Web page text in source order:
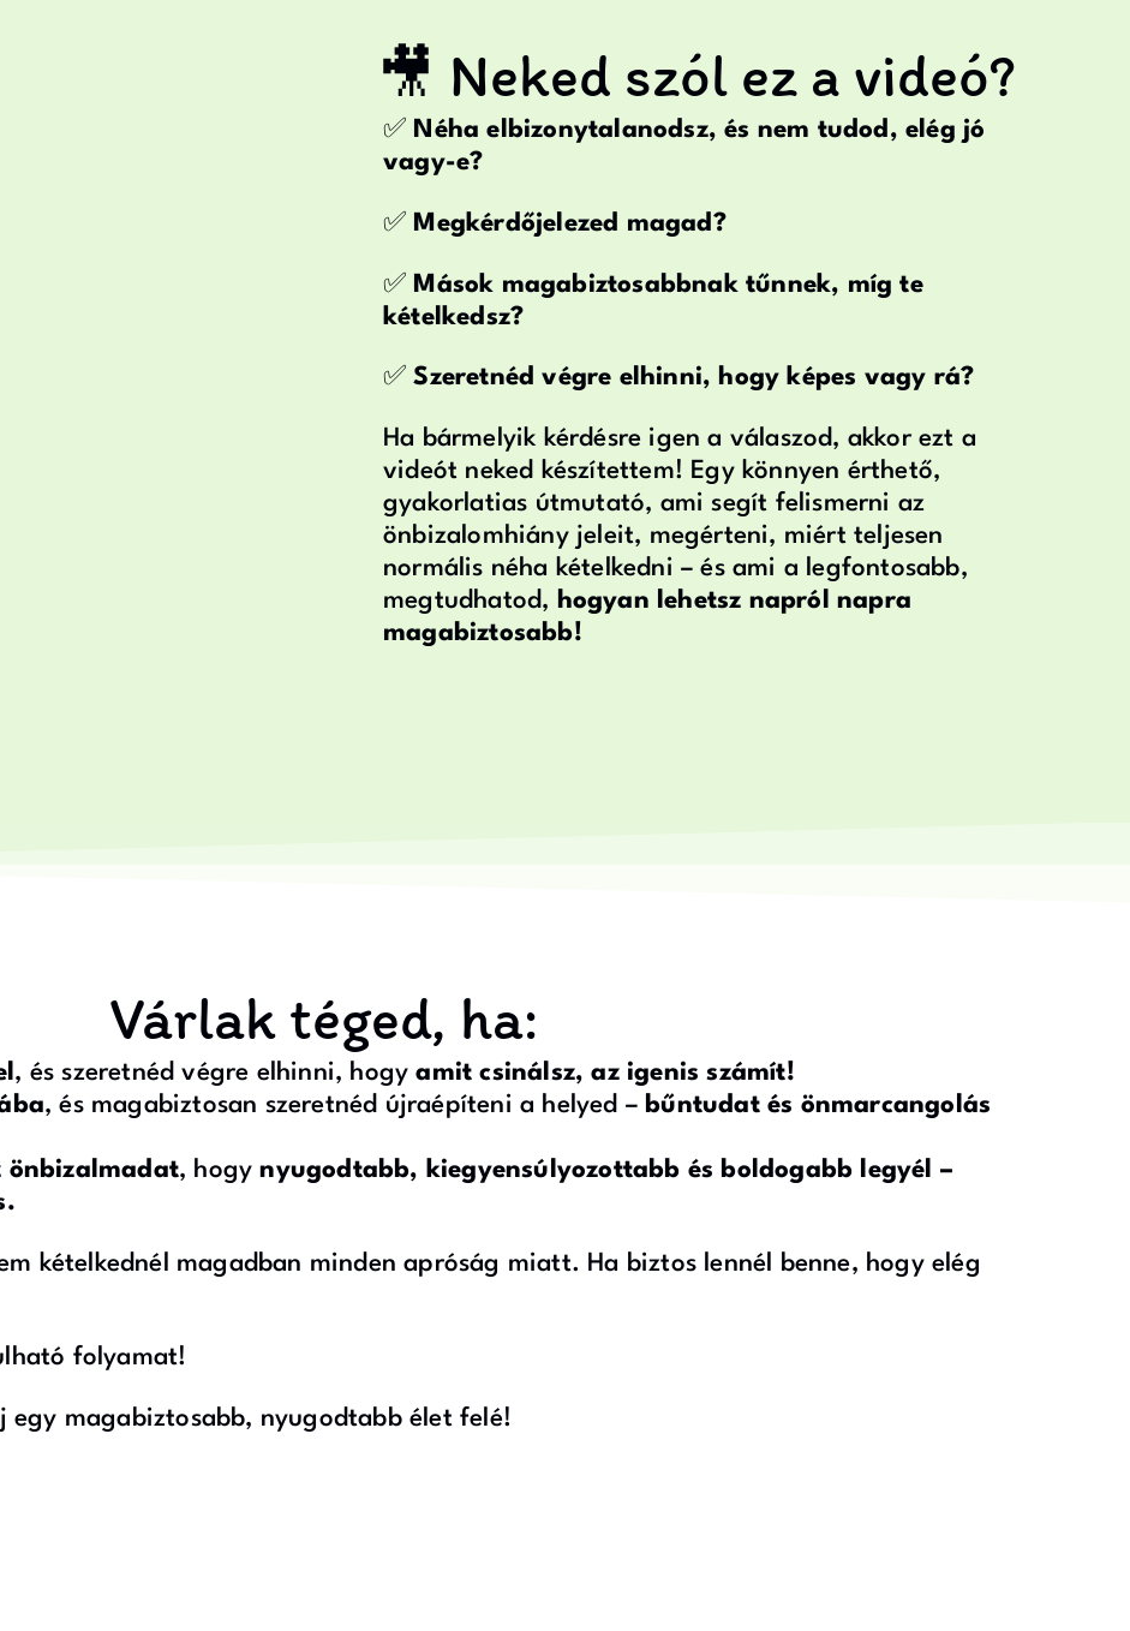
🎥 Neked szól ez a videó?
✅ Néha elbizonytalanodsz, és nem tudod, elég jó
vagy-e?
✅ Megkérdőjelezed magad?
✅ Mások magabiztosabbnak tűnnek, míg te
kételkedsz?
✅Szeretnéd végre elhinni, hogy képes vagy rá?
Ha bármelyik kérdésre igen a válaszod, akkor ezt a
videót neked készítettem! Egy könnyen érthető,
gyakorlatias útmutató, ami segít felismerni az
önbizalomhiány jeleit, megérteni, miért teljesen
normális néha kételkedni – és ami a legfontosabb,
megtudhatod, hogyan lehetsz napról napra
magabiztosabb!
Várlak téged, ha:
, és szeretnéd végre elhinni, hogyamit csinálsz, az igenis számít!
, és magabiztosan szeretnéd újraépíteni a helyed –bűntudat és önmarcangolás
önbizalmadat, hogynyugodtabb, kiegyensúlyozottabb és boldogabb legyél –
kételkednél magadban minden apróság miatt. Ha biztos lennél benne, hogy elég
folyamat!
egy magabiztosabb, nyugodtabb élet felé!